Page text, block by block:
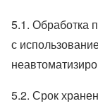
5.1. Обработка
с
5.2. Срок